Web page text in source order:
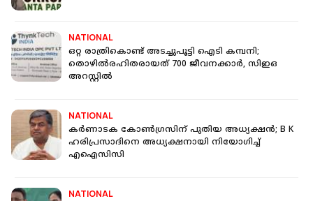
NATIONAL
ഒറ്റ രാത്രികൊണ്ട് അടച്ചുപൂട്ടി ഐടി കമ്പനി;
തൊഴില്‍രഹിതരായത് 700 ജീവനക്കാര്‍, സിഇഒ
അറസ്റ്റില്‍
NATIONAL
കർണാടക കോൺഗ്രസിന് പുതിയ അധ്യക്ഷൻ; B K
ഹരിപ്രസാദിനെ അധ്യക്ഷനായി നി​യോ​ഗിച്ച്
എഐസിസി
NATIONAL